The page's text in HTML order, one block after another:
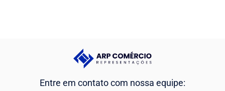
Entre em contato com nossa equipe: